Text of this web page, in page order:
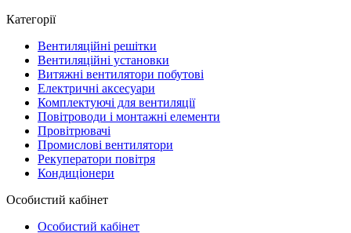
Категорії
Вентиляційні решітки
Вентиляційні установки
Витяжні вентилятори побутові
Електричні аксесуари
Комплектуючі для вентиляції
Повітроводи і монтажні елементи
Провітрювачі
Промислові вентилятори
Рекуператори повітря
Кондиціонери
Особистий кабінет
Особистий кабінет